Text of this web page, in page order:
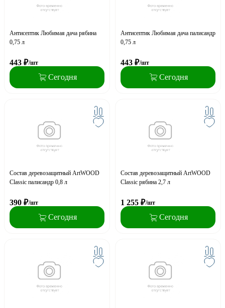
Антисептик Любимая дача рябина
0,75 л
443 ₽/шт
Сегодня
Антисептик Любимая дача палисандр
0,75 л
443 ₽/шт
Сегодня
Состав деревозащитный ArtWOOD
Classic палисандр 0,8 л
390 ₽/шт
Сегодня
Состав деревозащитный ArtWOOD
Classic рябина 2,7 л
1 255 ₽/шт
Сегодня